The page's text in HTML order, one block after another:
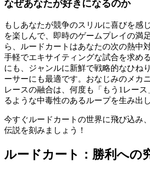
なぜあなたが好きになるのか
もしあなたが競争のスリルに喜びを感
を楽しんで、即時のゲームプレイの満
ら、ルードカートはあなたの次の熱中
手軽でエキサイティングな試合を求め
にも、ジャンルに新鮮で戦略的なひね
ーサーにも最適です。おなじみのメカ
レースの融合は、何度も「もう1レー
るような中毒性のあるループを生み出し
今すぐルードカートの世界に飛び込み
伝説を刻みましょう！
ルードカート：勝利への